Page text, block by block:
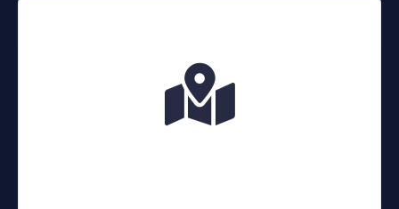
Vila Velha - ES
Av. Dr. Olívio Lira, 1557, bairro Divino Espírito
Santo, Vila Velha - ES.